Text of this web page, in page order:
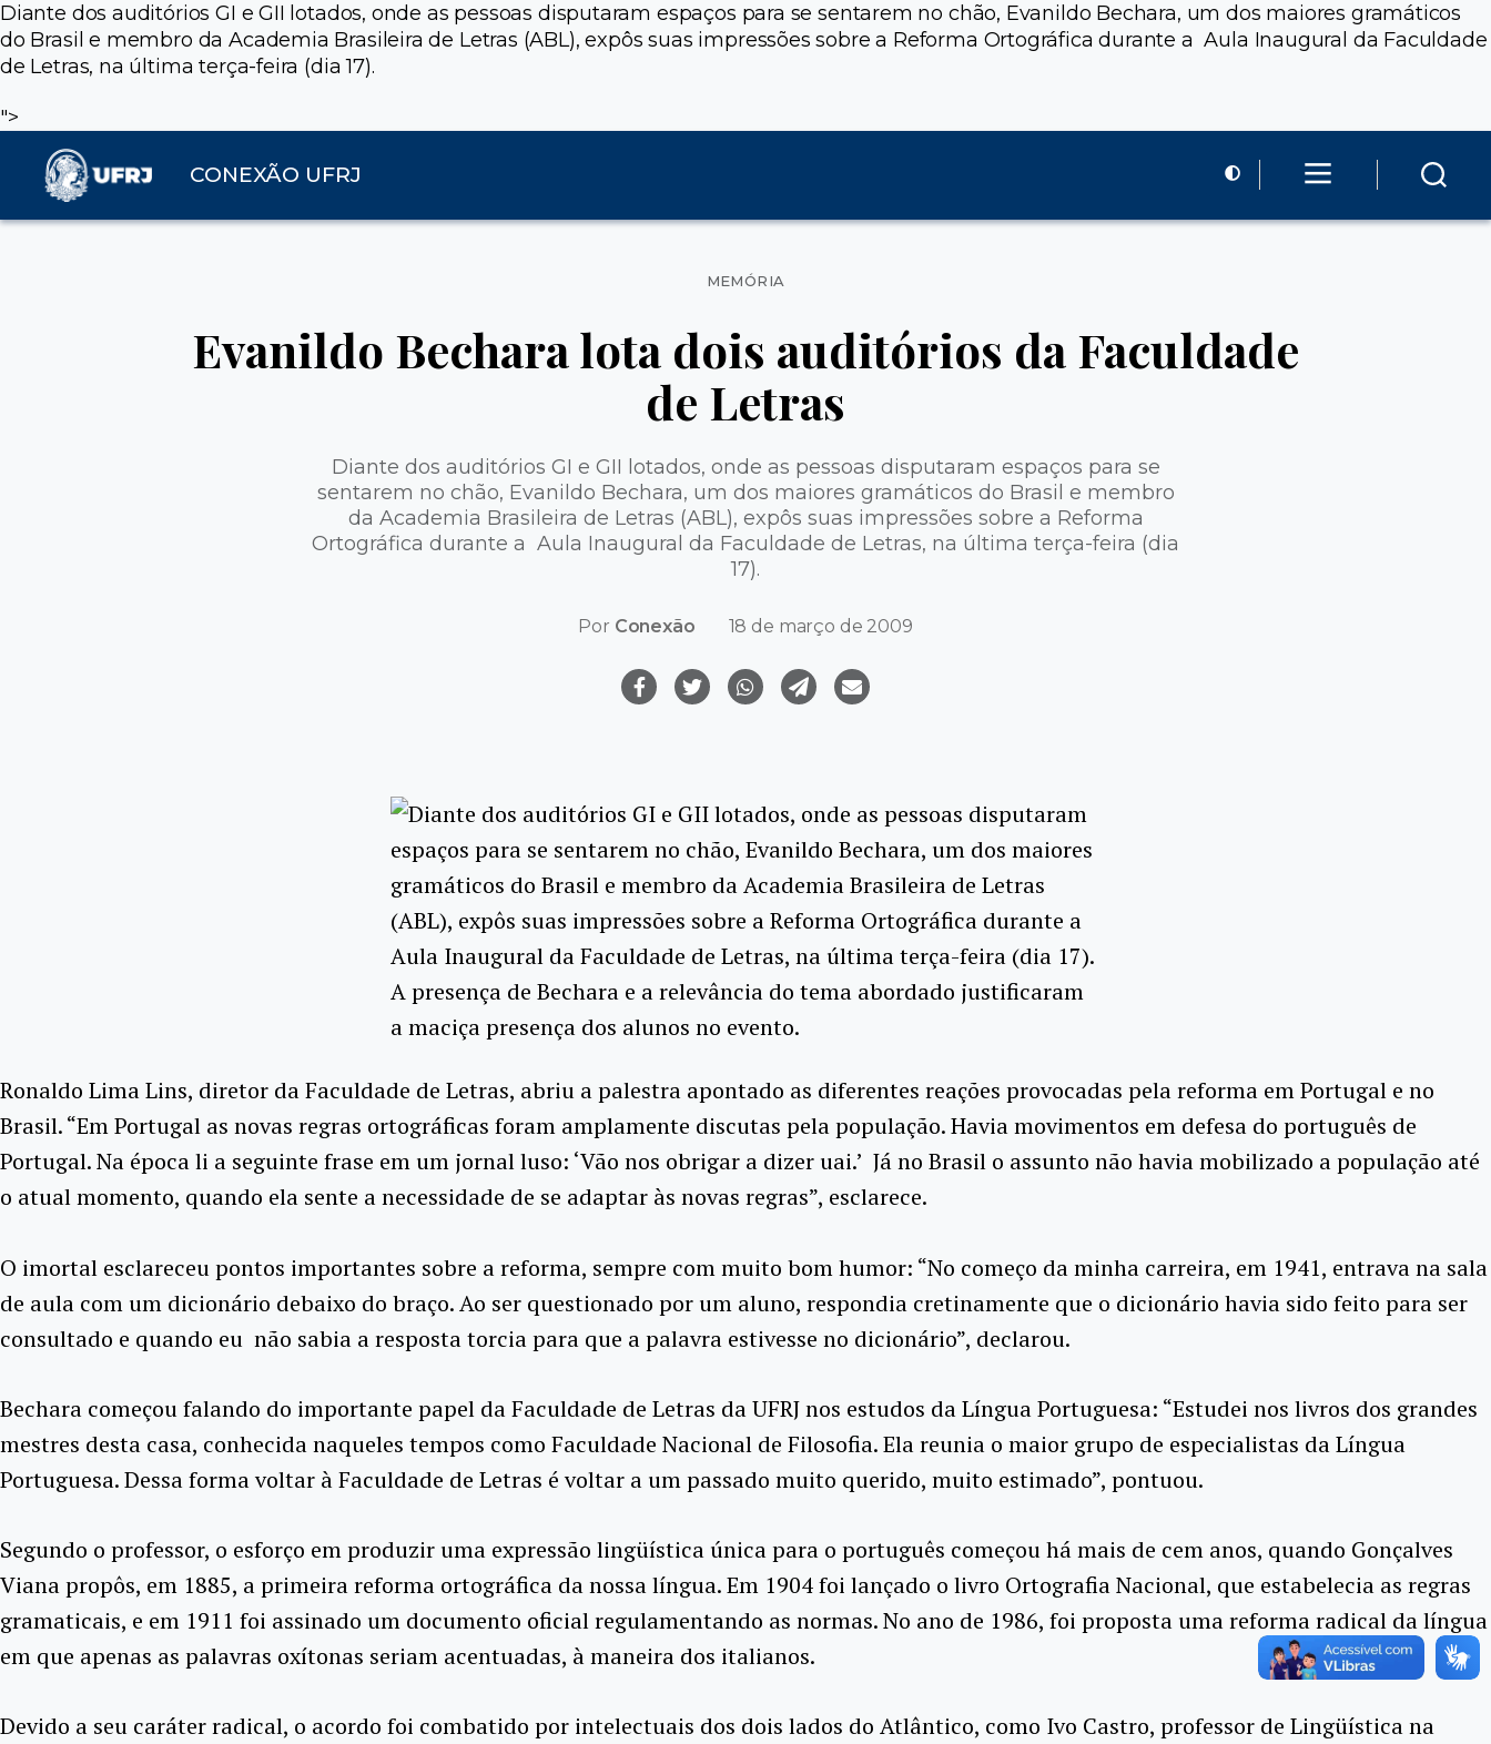
Diante dos auditórios GI e GII lotados, onde as pessoas disputaram espaços para se sentarem no chão, Evanildo Bechara, um dos maiores gramáticos
do Brasil e membro da Academia Brasileira de Letras (ABL), expôs suas impressões sobre a Reforma Ortográfica durante a Aula Inaugural da Faculdade
de Letras, na última terça-feira (dia 17).
">
CONEXÃO UFRJ
Categorias
MEMÓRIA
Evanildo Bechara lota dois auditórios da Faculdade
de Letras
Diante dos auditórios GI e GII lotados, onde as pessoas disputaram espaços para se
sentarem no chão, Evanildo Bechara, um dos maiores gramáticos do Brasil e membro
da Academia Brasileira de Letras (ABL), expôs suas impressões sobre a Reforma
Ortográfica durante a Aula Inaugural da Faculdade de Letras, na última terça-feira (dia
17).
Por Conexão 18 de março de 2009
Diante dos auditórios GI e GII lotados, onde as pessoas disputaram
espaços para se sentarem no chão, Evanildo Bechara, um dos maiores
gramáticos do Brasil e membro da Academia Brasileira de Letras
(ABL), expôs suas impressões sobre a Reforma Ortográfica durante a
Aula Inaugural da Faculdade de Letras, na última terça-feira (dia 17).
A presença de Bechara e a relevância do tema abordado justificaram
a maciça presença dos alunos no evento.
Ronaldo Lima Lins, diretor da Faculdade de Letras, abriu a palestra apontado as diferentes reações provocadas pela reforma em Portugal e no
Brasil. “Em Portugal as novas regras ortográficas foram amplamente discutas pela população. Havia movimentos em defesa do português de
Portugal. Na época li a seguinte frase em um jornal luso: ‘Vão nos obrigar a dizer uai.’ Já no Brasil o assunto não havia mobilizado a população até
o atual momento, quando ela sente a necessidade de se adaptar às novas regras”, esclarece.
O imortal esclareceu pontos importantes sobre a reforma, sempre com muito bom humor: “No começo da minha carreira, em 1941, entrava na sala
de aula com um dicionário debaixo do braço. Ao ser questionado por um aluno, respondia cretinamente que o dicionário havia sido feito para ser
consultado e quando eu não sabia a resposta torcia para que a palavra estivesse no dicionário”, declarou.
Bechara começou falando do importante papel da Faculdade de Letras da UFRJ nos estudos da Língua Portuguesa: “Estudei nos livros dos grandes
mestres desta casa, conhecida naqueles tempos como Faculdade Nacional de Filosofia. Ela reunia o maior grupo de especialistas da Língua
Portuguesa. Dessa forma voltar à Faculdade de Letras é voltar a um passado muito querido, muito estimado”, pontuou.
Segundo o professor, o esforço em produzir uma expressão lingüística única para o português começou há mais de cem anos, quando Gonçalves
Viana propôs, em 1885, a primeira reforma ortográfica da nossa língua. Em 1904 foi lançado o livro Ortografia Nacional, que estabelecia as regras
gramaticais, e em 1911 foi assinado um documento oficial regulamentando as normas. No ano de 1986, foi proposta uma reforma radical da língua
em que apenas as palavras oxítonas seriam acentuadas, à maneira dos italianos.
Devido a seu caráter radical, o acordo foi combatido por intelectuais dos dois lados do Atlântico, como Ivo Castro, professor de Lingüística na